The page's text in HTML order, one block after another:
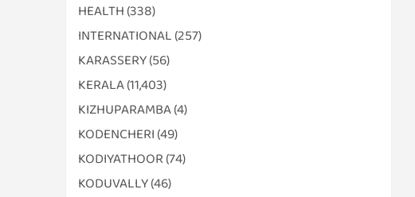
HEALTH (338)
INTERNATIONAL (257)
KARASSERY(56)
KERALA(11,403)
KIZHUPARAMBA(4)
KODENCHERI (49)
KODIYATHOOR (74)
KODUVALLY(46)